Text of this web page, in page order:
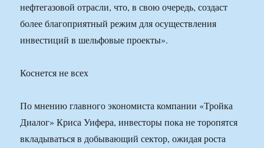
нефтегазовой отрасли, что, в свою очередь, создаст
более благоприятный режим для осуществления
инвестиций в шельфовые проекты».
Коснется не всех
По мнению главного экономиста компании «Тройка
Диалог» Криса Уифера, инвесторы пока не торопятся
вкладываться в добывающий сектор, ожидая роста